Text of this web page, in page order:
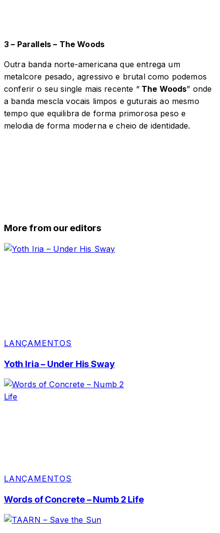
3 – Parallels – The Woods
Outra banda norte-americana que entrega um
metalcore pesado, agressivo e brutal como podemos
conferir o seu single mais recente “The Woods” onde
a banda mescla vocais limpos e guturais ao mesmo
tempo que equilibra de forma primorosa peso e
melodia de forma moderna e cheio de identidade.
More from our editors
LANÇAMENTOS
Yoth Iria – Under His Sway
LANÇAMENTOS
Words of Concrete – Numb 2 Life